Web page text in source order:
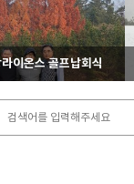
라이온스
이온스 골프납회식